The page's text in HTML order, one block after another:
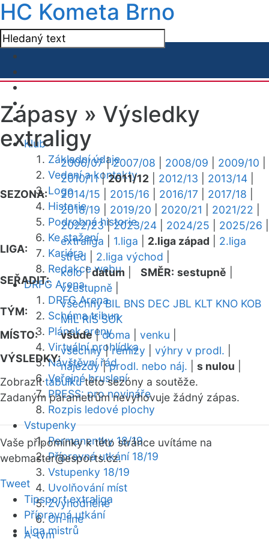
HC Kometa Brno
Klub
Základní údaje
Vedení a kontakty
Logo
Historie
Podrobná historie
Ke stažení
Kariéra
Redakce webu
DRFG Arena
DRFG Arena
Schéma tribun
Plánek areny
Virtuální prohlídka
Návštěvní řád
Veřejné bruslení
PRESS: pro novináře
Rozpis ledové plochy
Vstupenky
Permanentky 18/19
Přípravná utkání 18/19
Vstupenky 18/19
Uvolňování míst
Zvýhodněné
On-line
A-tým
Zápasy » Výsledky
extraligy
SEZONA:
2006/07|2007/08 2008/09 2009/10
2010/11|2011/12 2012/13 2013/14
2014/15
2015/16 2016/17 2017/18
2018/19
2019/20 2020/21 2021/22
2022/23|2023/24 2024/25 2025/26
LIGA:
extraliga 1.liga 2.liga západ
2.liga
střed
2.liga východ
SEŘADIT:
kolo|datum SMĚR: sestupně
vzestupně
TÝM:
všechny BIL BNS DEC JBL KLT KNO KOB
MIL RIS SOK
MÍSTO:
všude|doma venku
VÝSLEDKY:
všechny|remízy výhry v prodl.
nájezdy|prodl. nebo náj. s nulou
Zobrazittabulkutéto sezóny a soutěže.
Zadaným parametrům nevyhovuje žádný zápas.
Vaše připomínky k této stránce uvítáme na
webmaster@esports.cz.
Tweet
Tipsport extraliga
Přípravná utkání
Liga mistrů